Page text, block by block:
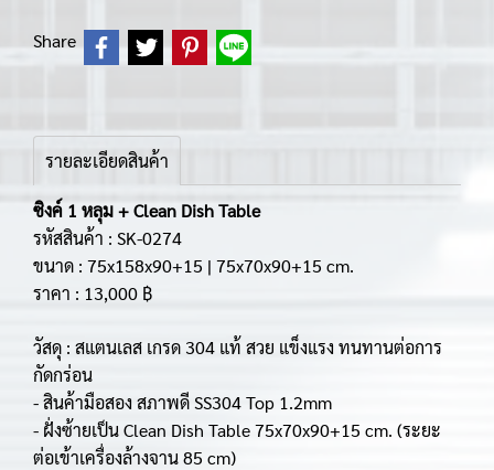
Share
รายละเอียดสินค้า
ซิงค์ 1 หลุม + Clean Dish Table
รหัสสินค้า : SK-0274
ขนาด : 75x158x90+15 | 75x70x90+15 cm.
ราคา : 13,000 ฿
วัสดุ : สแตนเลส เกรด 304 แท้ สวย แข็งแรง ทนทานต่อการ
กัดกร่อน
- สินค้ามือสอง สภาพดี SS304 Top 1.2mm
- ฝั่งซ้ายเป็น Clean Dish Table 75x70x90+15 cm. (ระยะ
ต่อเข้าเครื่องล้างจาน 85 cm)